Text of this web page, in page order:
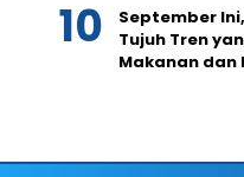
September
Tujuh Tren
Makanan dan